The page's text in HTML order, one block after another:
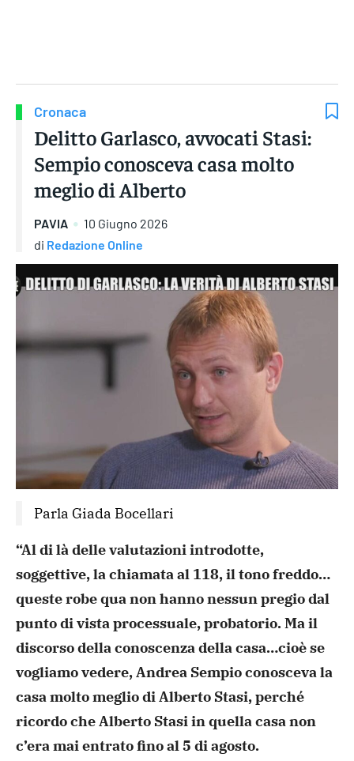
Cronaca
Delitto Garlasco, avvocati Stasi:
Sempio conosceva casa molto
meglio di Alberto
PAVIA
10 Giugno 2026
di Redazione Online
Parla Giada Bocellari
“Al di là delle valutazioni introdotte,
soggettive, la chiamata al 118, il tono freddo…
queste robe quanon hanno nessun pregio dal
punto di vista processuale,probatorio. Ma il
discorso della conoscenza della casa…cioè se
vogliamo vedere, Andrea Sempio conosceva la
casa molto meglio diAlberto Stasi, perché
ricordo che Alberto Stasi in quella casa non
c’era mai entrato fino al 5 di agosto.